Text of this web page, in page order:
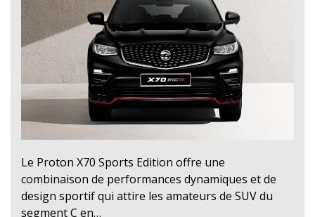
Le Proton X70 Sports Edition offre une
combinaison de performances dynamiques et de
design sportif qui attire les amateurs de SUV du
segment C en…